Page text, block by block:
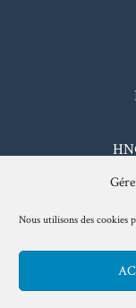
Nous utilisons des cookies